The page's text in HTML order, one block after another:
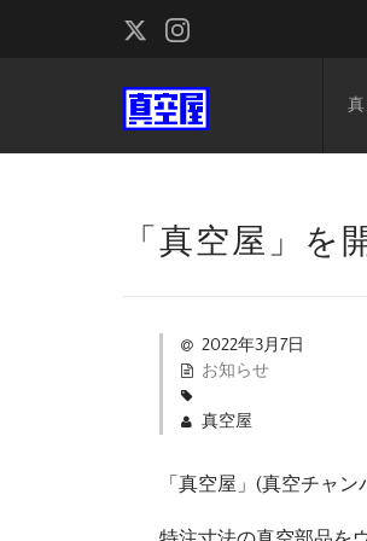
「真空屋」を
2022年3月7日
お知らせ
真空屋
「真空屋」(真空チャ